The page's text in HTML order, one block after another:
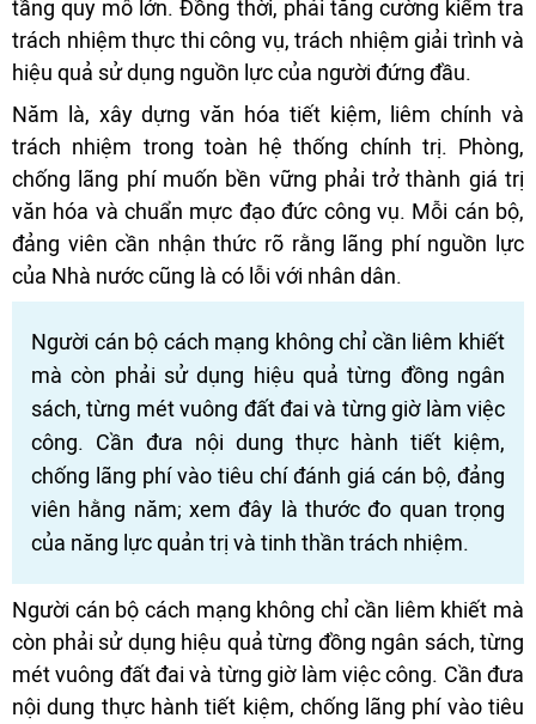
tầng quy mô lớn. Đồng thời, phải tăng cường kiểm tra
trách nhiệm thực thi công vụ, trách nhiệm giải trình và
hiệu quả sử dụng nguồn lực của người đứng đầu.
Năm là, xây dựng văn hóa tiết kiệm, liêm chính và
trách nhiệm trong toàn hệ thống chính trị. Phòng,
chống lãng phí muốn bền vững phải trở thành giá trị
văn hóa và chuẩn mực đạo đức công vụ. Mỗi cán bộ,
đảng viên cần nhận thức rõ rằng lãng phí nguồn lực
của Nhà nước cũng là có lỗi với nhân dân.
Người cán bộ cách mạng không chỉ cần liêm khiết
mà còn phải sử dụng hiệu quả từng đồng ngân
sách, từng mét vuông đất đai và từng giờ làm việc
công. Cần đưa nội dung thực hành tiết kiệm,
chống lãng phí vào tiêu chí đánh giá cán bộ, đảng
viên hằng năm; xem đây là thước đo quan trọng
của năng lực quản trị và tinh thần trách nhiệm.
Người cán bộ cách mạng không chỉ cần liêm khiết mà
còn phải sử dụng hiệu quả từng đồng ngân sách, từng
mét vuông đất đai và từng giờ làm việc công. Cần đưa
nội dung thực hành tiết kiệm, chống lãng phí vào tiêu